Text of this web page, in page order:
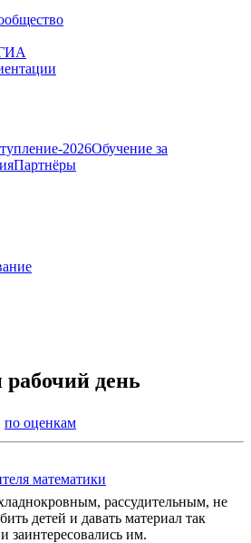
2026Обучение за
Партнёры
рабочий день
по оценкам
математики
рассудительным, не
детей и давать материал так
заинтересовались им.